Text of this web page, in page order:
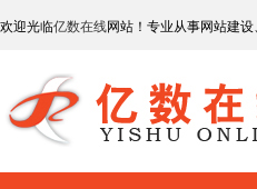
欢迎光临亿数在线网站！专业从事网站建